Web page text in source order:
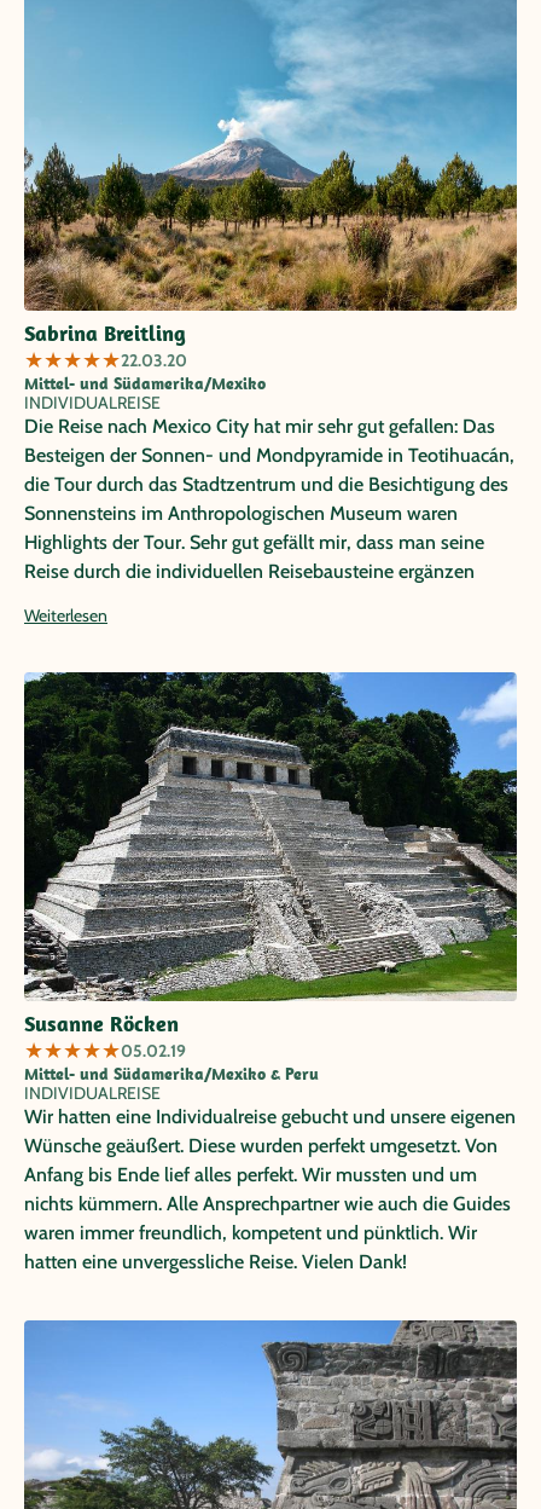
begegnet. Daher würden wir jederzeit genau auf diese Art
und Weise wieder nach Mexiko reisen... Wir danken dem
Team von Papaya Tours und ganz speziell Frau Kunkel, die
uns während der Reiseplanung sehr unterstützt und die
Reise unseren Bedürfnissen angepasst hat. Die
Routenführungen war ganz hervorragend und die Tipps
sehr hilfreich.
Sabrina Breitling
★★★★★22.03.20
Mittel- und Südamerika/Mexiko
INDIVIDUALREISE
Die Reise nach Mexico City hat mir sehr gut gefallen: Das
Besteigen der Sonnen- und Mondpyramide in Teotihuacán,
die Tour durch das Stadtzentrum und die Besichtigung des
Sonnensteins im Anthropologischen Museum waren
Highlights der Tour. Sehr gut gefällt mir, dass man seine
Reise durch die individuellen Reisebausteine ergänzen
Tipps, wie Infos zu weiteren Attraktionen für meinen freien
gefühlt.
Weiterlesen
Susanne Röcken
★★★★★05.02.19
Mittel- und Südamerika/Mexiko & Peru
INDIVIDUALREISE
Wir hatten eine Individualreise gebucht und unsere eigenen
Wünsche geäußert. Diese wurden perfekt umgesetzt. Von
Anfang bis Ende lief alles perfekt. Wir mussten und um
nichts kümmern. Alle Ansprechpartner wie auch die Guides
waren immer freundlich, kompetent und pünktlich. Wir
hatten eine unvergessliche Reise. Vielen Dank!